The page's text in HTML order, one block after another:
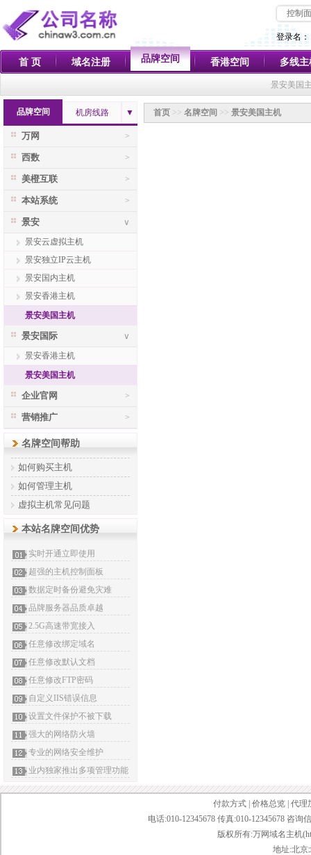
控制
登录名：
首 页 域名注册 品牌空间 香港空间 多线主
景安美国
品牌空间 机房线路 ▼
>
万网
>
西数
>
美橙互联
>
本站系统
∨
景安
景安云虚拟主机
景安独立IP云主机
景安国内主机
景安香港主机
景安美国主机
∨
景安国际
景安香港主机
景安美国主机
>
企业官网
>
营销推广
名牌空间帮助
如何购买主机
如何管理主机
虚拟主机常见问题
本站名牌空间优势
实时开通立即使用
超强的主机控制面板
数据定时备份避免灾难
品牌服务器品质卓越
2.5G高速带宽接入
任意修改绑定域名
任意修改默认文档
任意修改FTP密码
自定义IIS错误信息
设置文件保护不被下载
强大的网络防火墙
专业的网络安全维护
业内独家推出多项管理功能
首页 >> 名牌空间 >> 景安美国主机
付款方式 价格总览 代理
电话:010-12345678 传真:010-12345678 咨询
版权所有:万网域名主机
地址:北京